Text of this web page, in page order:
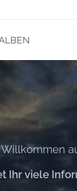
Willkommen
Ihr viele